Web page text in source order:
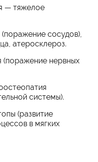
— тяжелое
сосудов),
атеросклероз.
(поражение нервных
системы).
(развитие
в мягких